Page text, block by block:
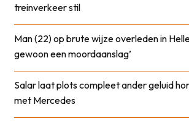
treinverkeer stil
Man (22) op brute wijze overleden in
gewoon een moordaanslag’
Salar laat plots compleet ander geluid
met Mercedes